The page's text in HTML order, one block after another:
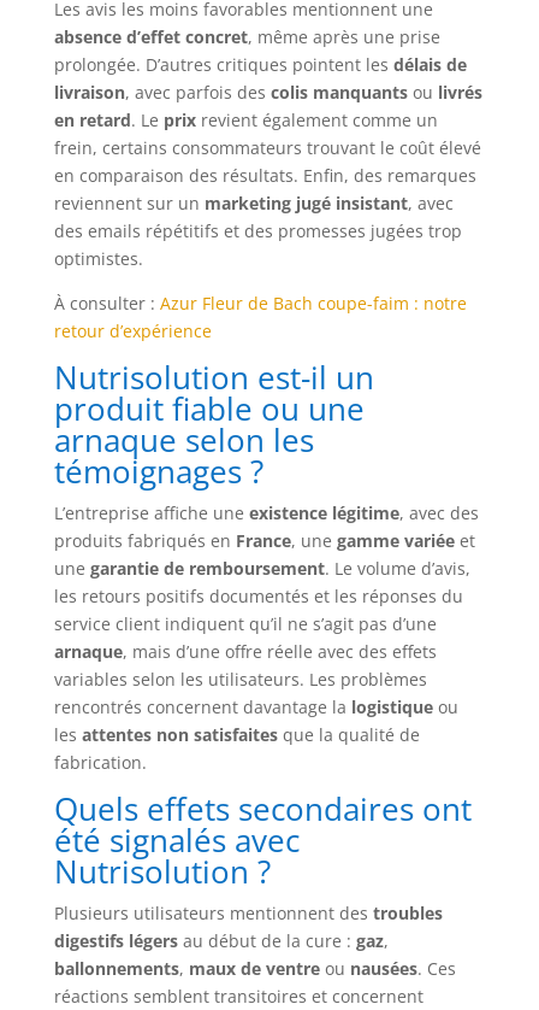
Les avis les moins favorables mentionnent une
absence d’effet concret, même après une prise
prolongée. D’autres critiques pointent les délais de
livraison, avec parfois des colis manquantsou livrés
en retard. Le prixrevient également comme un
frein, certains consommateurs trouvant le coût élevé
en comparaison des résultats. Enfin, des remarques
reviennent sur un marketing jugé insistant, avec
des emails répétitifs et des promesses jugées trop
optimistes.
À consulter : Azur Fleur de Bach coupe-faim : notre
retour d’expérience
Nutrisolution est-il un
produit fiable ou une
arnaque selon les
témoignages ?
L’entreprise affiche une existence légitime, avec des
produits fabriqués en France, une gamme variéeet
une garantie de remboursement. Le volume d’avis,
les retours positifs documentés et les réponses du
service client indiquent qu’il ne s’agit pas d’une
arnaque, mais d’une offre réelle avec des effets
variables selon les utilisateurs. Les problèmes
rencontrés concernent davantage la logistiqueou
les attentes non satisfaitesque la qualité de
fabrication.
Quels effets secondaires ont
été signalés avec
Nutrisolution ?
Plusieurs utilisateurs mentionnent des troubles
digestifs légersau début de la cure : gaz,
ballonnements, maux de ventreou nausées. Ces
réactions semblent transitoires et concernent